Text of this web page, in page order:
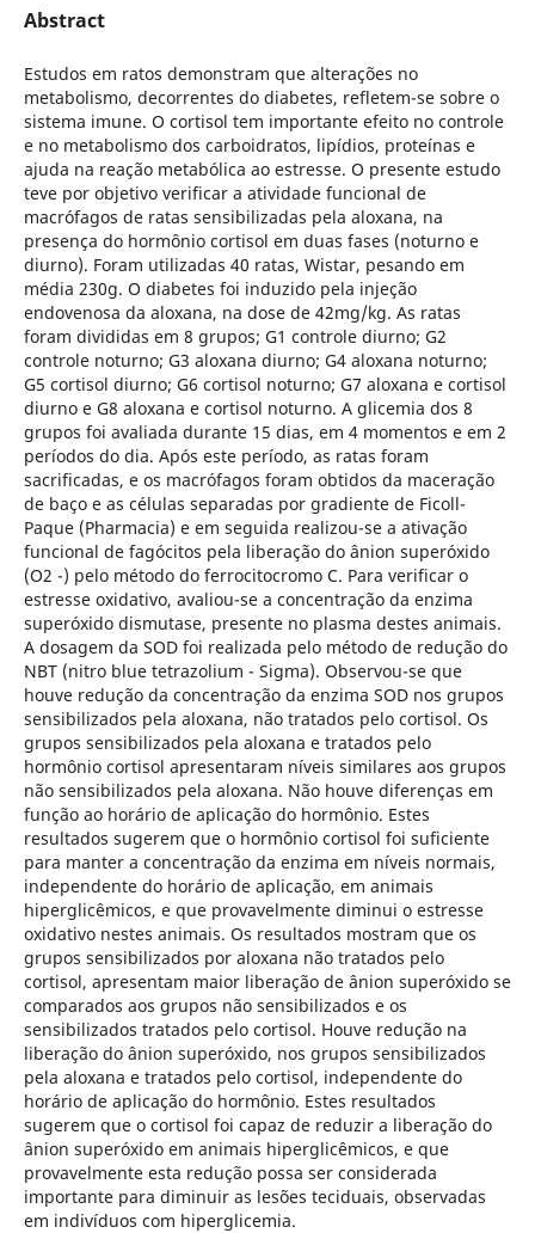
Abstract
Estudos em ratos demonstram que alterações no
metabolismo, decorrentes do diabetes, refletem-se sobre o
sistema imune. O cortisol tem importante efeito no controle
e no metabolismo dos carboidratos, lipídios, proteínas e
ajuda na reação metabólica ao estresse. O presente estudo
teve por objetivo verificar a atividade funcional de
macrófagos de ratas sensibilizadas pela aloxana, na
presença do hormônio cortisol em duas fases (noturno e
diurno). Foram utilizadas 40 ratas, Wistar, pesando em
média 230g. O diabetes foi induzido pela injeção
endovenosa da aloxana, na dose de 42mg/kg. As ratas
foram divididas em 8 grupos; G1 controle diurno; G2
controle noturno; G3 aloxana diurno; G4 aloxana noturno;
G5 cortisol diurno; G6 cortisol noturno; G7 aloxana e cortisol
diurno e G8 aloxana e cortisol noturno. A glicemia dos 8
grupos foi avaliada durante 15 dias, em 4 momentos e em 2
períodos do dia. Após este período, as ratas foram
sacrificadas, e os macrófagos foram obtidos da maceração
de baço e as células separadas por gradiente de Ficoll-
Paque (Pharmacia) e em seguida realizou-se a ativação
funcional de fagócitos pela liberação do ânion superóxido
(O2 -) pelo método do ferrocitocromo C. Para verificar o
estresse oxidativo, avaliou-se a concentração da enzima
superóxido dismutase, presente no plasma destes animais.
A dosagem da SOD foi realizada pelo método de redução do
NBT (nitro blue tetrazolium - Sigma). Observou-se que
houve redução da concentração da enzima SOD nos grupos
sensibilizados pela aloxana, não tratados pelo cortisol. Os
grupos sensibilizados pela aloxana e tratados pelo
hormônio cortisol apresentaram níveis similares aos grupos
não sensibilizados pela aloxana. Não houve diferenças em
função ao horário de aplicação do hormônio. Estes
resultados sugerem que o hormônio cortisol foi suficiente
para manter a concentração da enzima em níveis normais,
independente do horário de aplicação, em animais
hiperglicêmicos, e que provavelmente diminui o estresse
oxidativo nestes animais. Os resultados mostram que os
grupos sensibilizados por aloxana não tratados pelo
cortisol, apresentam maior liberação de ânion superóxido se
comparados aos grupos não sensibilizados e os
sensibilizados tratados pelo cortisol. Houve redução na
liberação do ânion superóxido, nos grupos sensibilizados
pela aloxana e tratados pelo cortisol, independente do
horário de aplicação do hormônio. Estes resultados
sugerem que o cortisol foi capaz de reduzir a liberação do
ânion superóxido em animais hiperglicêmicos, e que
provavelmente esta redução possa ser considerada
importante para diminuir as lesões teciduais, observadas
em indivíduos com hiperglicemia.